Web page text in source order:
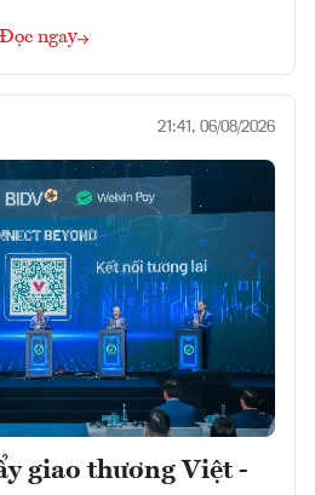
Đọc ngay
21:41, 06/08/2026
giao thương Việt -